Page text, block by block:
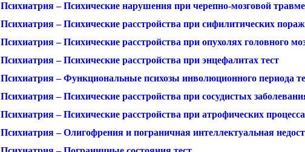
Психиатрия – Психические нарушения при черепно-мозговой травме
Психиатрия – Психические расстройства при сифилитических
Психиатрия – Психические расстройства при опухолях головного
Психиатрия – Психические расстройства при энцефалитах тест
Психиатрия – Функциональные психозы инволюционного периода
Психиатрия – Психические расстройства при сосудистых
Психиатрия – Психические расстройства при атрофических
Психиатрия – Олигофрения и пограничная интеллектуальная